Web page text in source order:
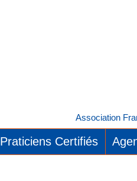
Association
Praticiens Certifiés